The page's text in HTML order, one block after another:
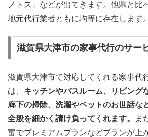
ノトス」などが出てきます。他県と比
地元代行業者ともに均等に存在します。
滋賀県大津市の家事代行のサー
滋賀県大津市で対応してくれる家事代
は、 キッチンやバスルーム、リビング
廊下の掃除、洗濯やペットのお世話な
全般を細かく請け負ってくれます。
ま
富でプレミアムプランなどプランが上